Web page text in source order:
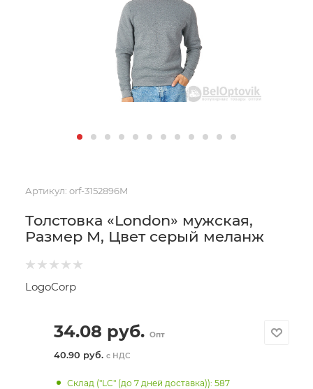
Артикул: orf-3152896M
Толстовка «London» мужская,
Размер M, Цвет серый меланж
LogoCorp
34.08 руб. Опт
40.90 руб. с НДС
Склад ("LC" (до 7 дней доставка)): 587